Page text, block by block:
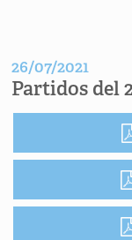
26/07/2021
Partidos del